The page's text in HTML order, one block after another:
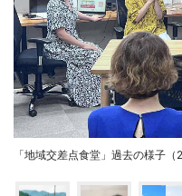
「地域交差点食堂」過去の様子（2